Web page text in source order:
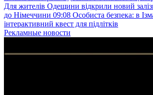
Для жителів Одещини відкрили новий
до Німеччини 09:08 Особиста безпека: в
інтерактивний квест для підлітків
Рекламные новости